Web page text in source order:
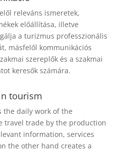
releváns ismeretek,
előállítása, illetve
a turizmus professzionális
másfelől kommunikációs
szereplők és a szakmai
keresők számára.
tourism
the daily work of the
travel trade by the production
information, services
the other hand creates a